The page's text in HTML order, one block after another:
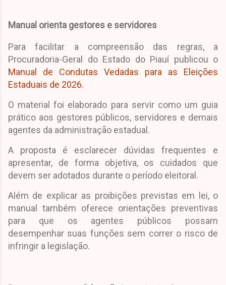
Manual orienta gestores e servidores
Para facilitar a compreensão das regras, a
Procuradoria-Geral do Estado do Piauí publicou o
Manual de Condutas Vedadas para as Eleições
Estaduais de 2026.
O material foi elaborado para servir como um guia
prático aos gestores públicos, servidores e demais
agentes da administração estadual.
A proposta é esclarecer dúvidas frequentes e
apresentar, de forma objetiva, os cuidados que
devem ser adotados durante o período eleitoral.
Além de explicar as proibições previstas em lei, o
manual também oferece orientações preventivas
para que os agentes públicos possam
desempenhar suas funções sem correr o risco de
infringir a legislação.